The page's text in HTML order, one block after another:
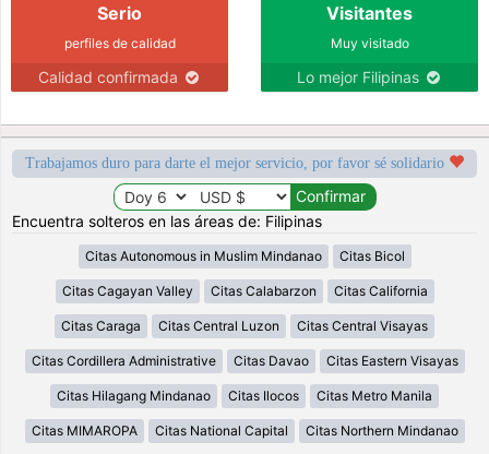
Serio
perfiles de calidad
Calidad confirmada
Visitantes
Muy visitado
Lo mejor Filipinas
Trabajamos duro para darte el mejor servicio, por favor sé solidario
Encuentra solteros en las áreas de: Filipinas
Citas Autonomous in Muslim Mindanao Citas Bicol
Citas Cagayan Valley Citas Calabarzon Citas California
Citas Caraga Citas Central Luzon Citas Central Visayas
Citas Cordillera Administrative Citas Davao Citas Eastern Visayas
Citas Hilagang Mindanao Citas Ilocos Citas Metro Manila
Citas MIMAROPA Citas National Capital Citas Northern Mindanao